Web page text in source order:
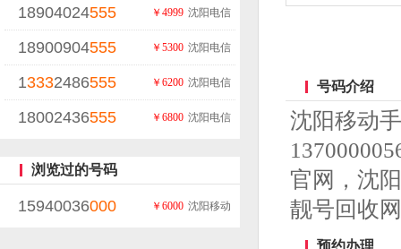
18904024555 沈阳电信
￥4999
18900904555 沈阳电信
￥5300
13332486555 沈阳电信
￥6200
18002436555 沈阳电信
￥6800
浏览过的号码
15940036000 沈阳移动
￥6000
号码介绍
沈阳移动
官网，沈
靓号回收
预约办理